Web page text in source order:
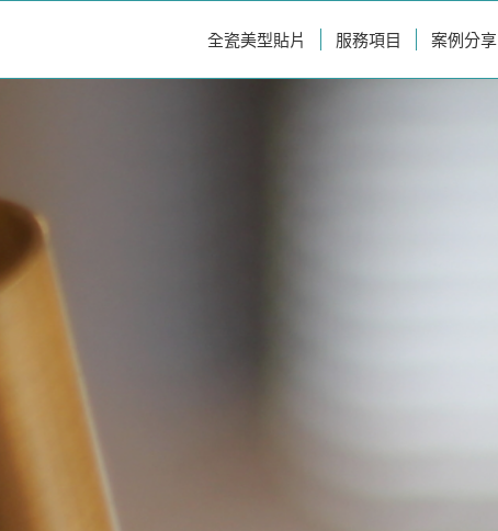
全瓷美型貼片 服務項目 案例分享